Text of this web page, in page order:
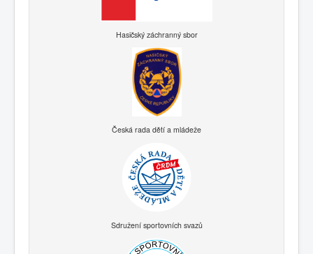
Hasičský záchranný sbor
Česká rada dětí a mládeže
Sdružení sportovních svazů